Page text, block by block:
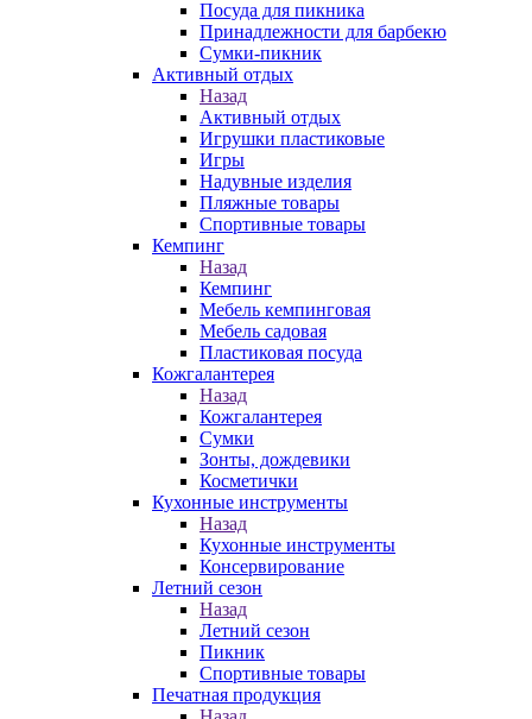
Посуда для пикника
Принадлежности для барбекю
Сумки-пикник
Активный отдых
Назад
Активный отдых
Игрушки пластиковые
Игры
Надувные изделия
Пляжные товары
Спортивные товары
Кемпинг
Назад
Кемпинг
Мебель кемпинговая
Мебель садовая
Пластиковая посуда
Кожгалантерея
Назад
Кожгалантерея
Сумки
Зонты, дождевики
Косметички
Кухонные инструменты
Назад
Кухонные инструменты
Консервирование
Летний сезон
Назад
Летний сезон
Пикник
Спортивные товары
Печатная продукция